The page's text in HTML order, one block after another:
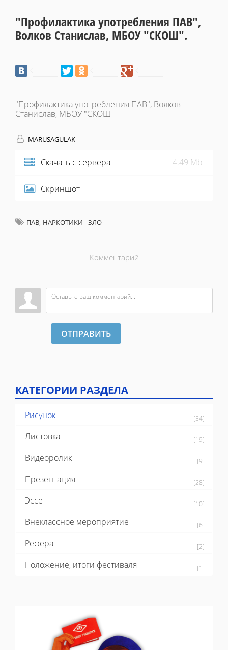
"Профилактика употребления ПАВ",
Волков Станислав, МБОУ "СКОШ".
"Профилактика употребления ПАВ", Волков
Станислав, МБОУ "СКОШ
MARUSAGULAK
Скачать с сервера 4.49 Mb
Скриншот
ПАВ, НАРКОТИКИ - ЗЛО
Комментарий
ОТПРАВИТЬ
КАТЕГОРИИ РАЗДЕЛА
Рисунок [54]
Листовка [19]
Видеоролик [9]
Презентация [28]
Эссе [10]
Внеклассное мероприятие [6]
Реферат [2]
Положение, итоги фестиваля [1]